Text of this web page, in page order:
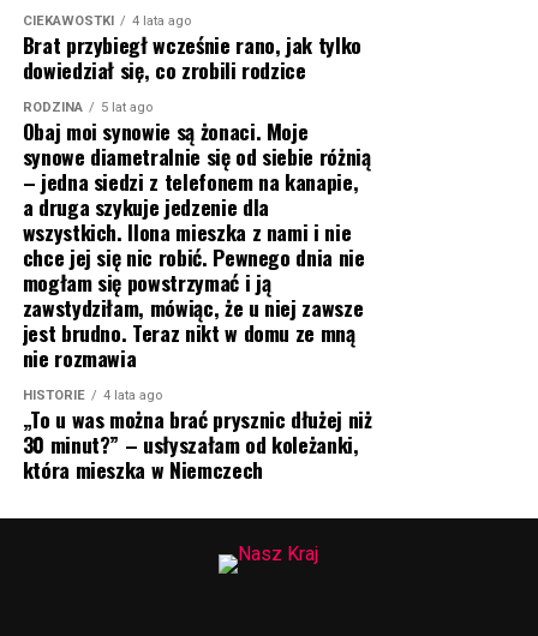
CIEKAWOSTKI 4 lata ago
Brat przybiegł wcześnie rano, jak tylko
dowiedział się, co zrobili rodzice
RODZINA 5 lat ago
Obaj moi synowie są żonaci. Moje
synowe diametralnie się od siebie różnią
– jedna siedzi z telefonem na kanapie,
a druga szykuje jedzenie dla
wszystkich. Ilona mieszka z nami i nie
chce jej się nic robić. Pewnego dnia nie
mogłam się powstrzymać i ją
zawstydziłam, mówiąc, że u niej zawsze
jest brudno. Teraz nikt w domu ze mną
nie rozmawia
HISTORIE 4 lata ago
„To u was można brać prysznic dłużej niż
30 minut?” – usłyszałam od koleżanki,
która mieszka w Niemczech